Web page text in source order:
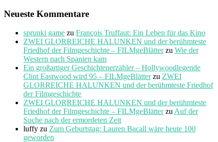
Neueste Kommentare
sprunki game zu François Truffaut: Ein Leben für das Kino
ZWEI GLORREICHE HALUNKEN und der berühmteste
Friedhof der Filmgeschichte – FILMgeBlätterzu Wie der
Western nach Spanien kam
Ein großartiger Geschichtenerzähler – Hollywoodlegende
Clint Eastwood wird 95 – FILMgeBlätterzu ZWEI
GLORREICHE HALUNKEN und der berühmteste Friedhof
der Filmgeschichte
ZWEI GLORREICHE HALUNKEN und der berühmteste
Friedhof der Filmgeschichte – FILMgeBlätterzu Auf der
Suche nach der ermordeten Zeit
luffy zu Zum Geburtstag: Lauren Bacall wäre heute 100
geworden